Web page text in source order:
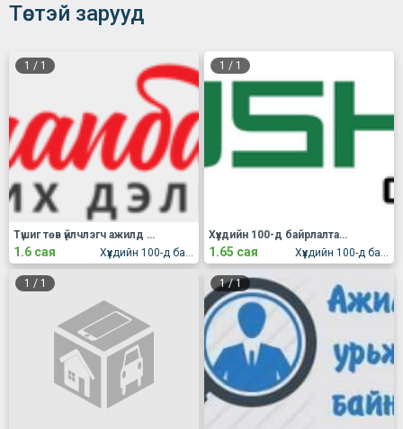
Төстэй зарууд
1 / 1
Хүүхдийн 100-д байрлалтай Түшиг төв
Түшиг төв үйлчлэгч ажилд авна
1.6 сая
1 / 1
Хүүхдийн 100-д байрлах Түшиг төв
Хүүхдийн 100-д байрлалтай Түшиг төвд үйлчлэгч яаралтай ажилд авна.
1.65 сая
1 / 1 1/1